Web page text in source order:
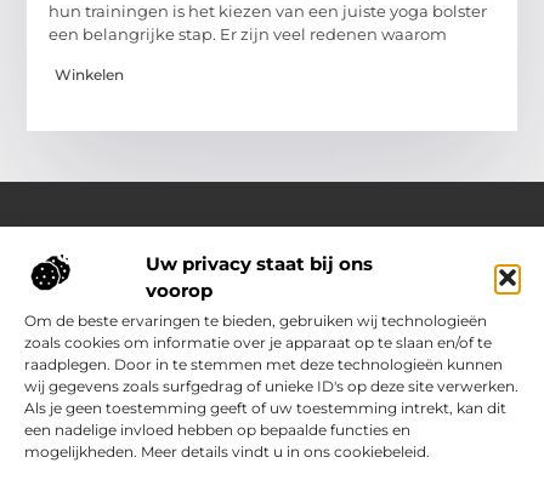
Uw privacy staat bij ons
voorop
Om de beste ervaringen te bieden, gebruiken wij technologieën
zoals cookies om informatie over je apparaat op te slaan en/of te
raadplegen. Door in te stemmen met deze technologieën kunnen
wij gegevens zoals surfgedrag of unieke ID's op deze site verwerken.
Als je geen toestemming geeft of uw toestemming intrekt, kan dit
een nadelige invloed hebben op bepaalde functies en
mogelijkheden. Meer details vindt u in ons cookiebeleid.
hun trainingen is het kiezen van een juiste yoga bolster
een belangrijke stap. Er zijn veel redenen waarom
Winkelen
Over Outdoor-vakantie-boeken.nl
Jouw bron voor outdoor-inspiratie en slimme vakantietips
Verken een gevarieerd aanbod aan blogs en artikelen
boordevol ideeën, handige suggesties en verrassende
inzichten die jouw buitenvakantie nóg leuker en makkelijker
maken.
Main Links